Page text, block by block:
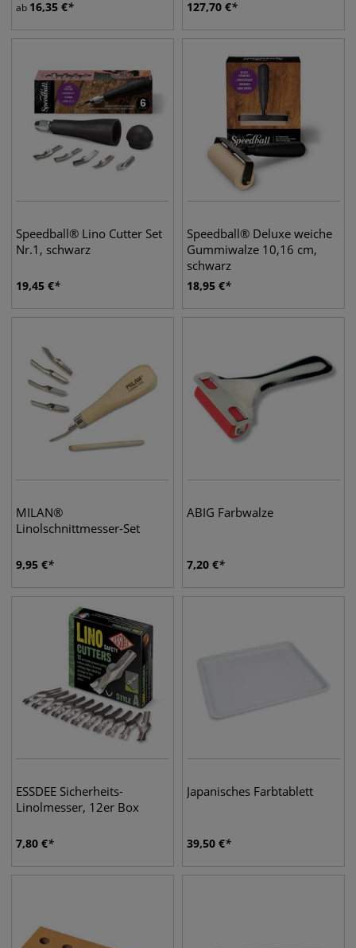
ab 16,35 € 127,70 €
Speedball® Lino Cutter Set
Nr.1, schwarz
19,45 €
Speedball® Deluxe weiche
Gummiwalze 10,16 cm,
schwarz
18,95 €
MILAN®
Linolschnittmesser-Set
9,95 €
ABIG Farbwalze
7,20 €
ESSDEE Sicherheits-
Linolmesser, 12er Box
7,80 €
Japanisches Farbtablett
39,50 €